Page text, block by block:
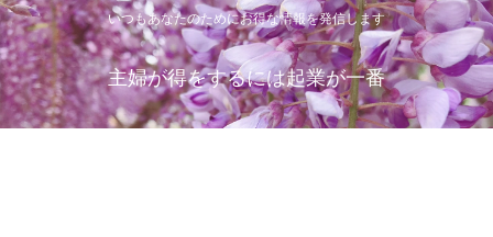
いつもあなたのためにお得な情報を発信します
主婦が得をするには起業が一番